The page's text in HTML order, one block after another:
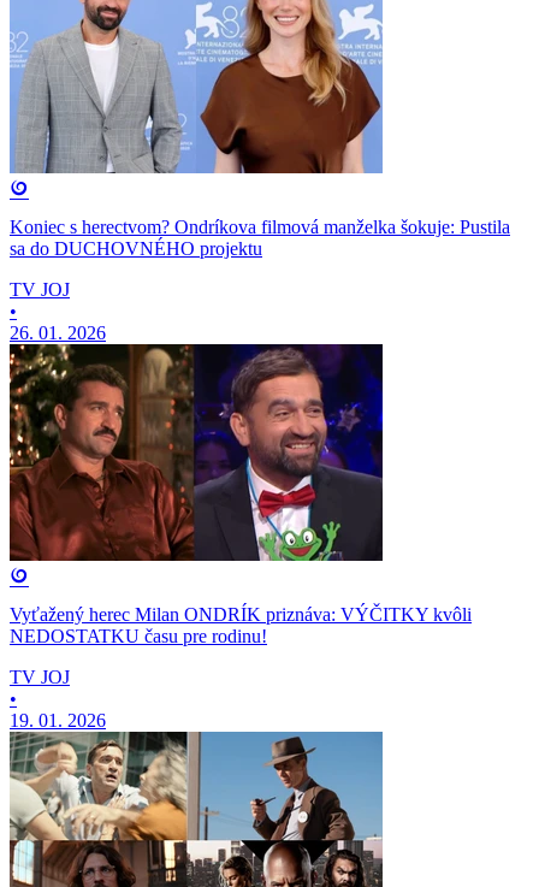
Koniec s herectvom? Ondríkova filmová manželka šokuje: Pustila
sa do DUCHOVNÉHO projektu
TV JOJ
•
26. 01. 2026
Vyťažený herec Milan ONDRÍK priznáva: VÝČITKY kvôli
NEDOSTATKU času pre rodinu!
TV JOJ
•
19. 01. 2026